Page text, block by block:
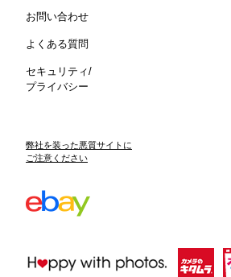
お問い合わせ
よくある質問
セキュリティ/
プライバシー
弊社を装った悪質サイトに
ご注意ください